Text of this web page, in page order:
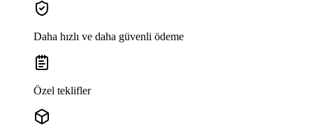
Daha hızlı ve daha güvenli ödeme
Özel teklifler